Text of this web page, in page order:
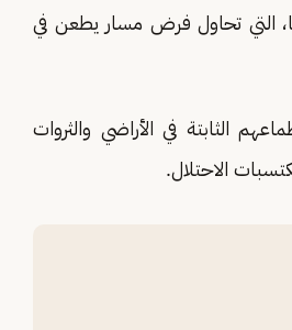
التي تحاول فرض مسار يطعن في
الثابتة في الأراضي والثروات
الاحتلال.